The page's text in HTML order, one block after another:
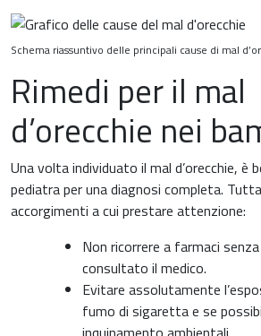
Schema riassuntivo delle principali cause di mal
Rimedi per il mal
d’orecchie nei
Una volta individuato il mal d’orecchie, è
pediatra per una diagnosi completa.
accorgimenti a cui prestare attenzione:
Non ricorrere a farmaci
consultato il medico.
Evitare assolutamente
fumo di sigaretta e se